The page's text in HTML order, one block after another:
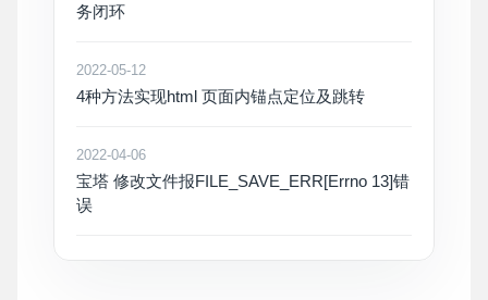
务闭环
2022-05-12
4种方法实现html 页面内锚点定位及跳转
2022-04-06
宝塔 修改文件报FILE_SAVE_ERR[Errno 13]错
误